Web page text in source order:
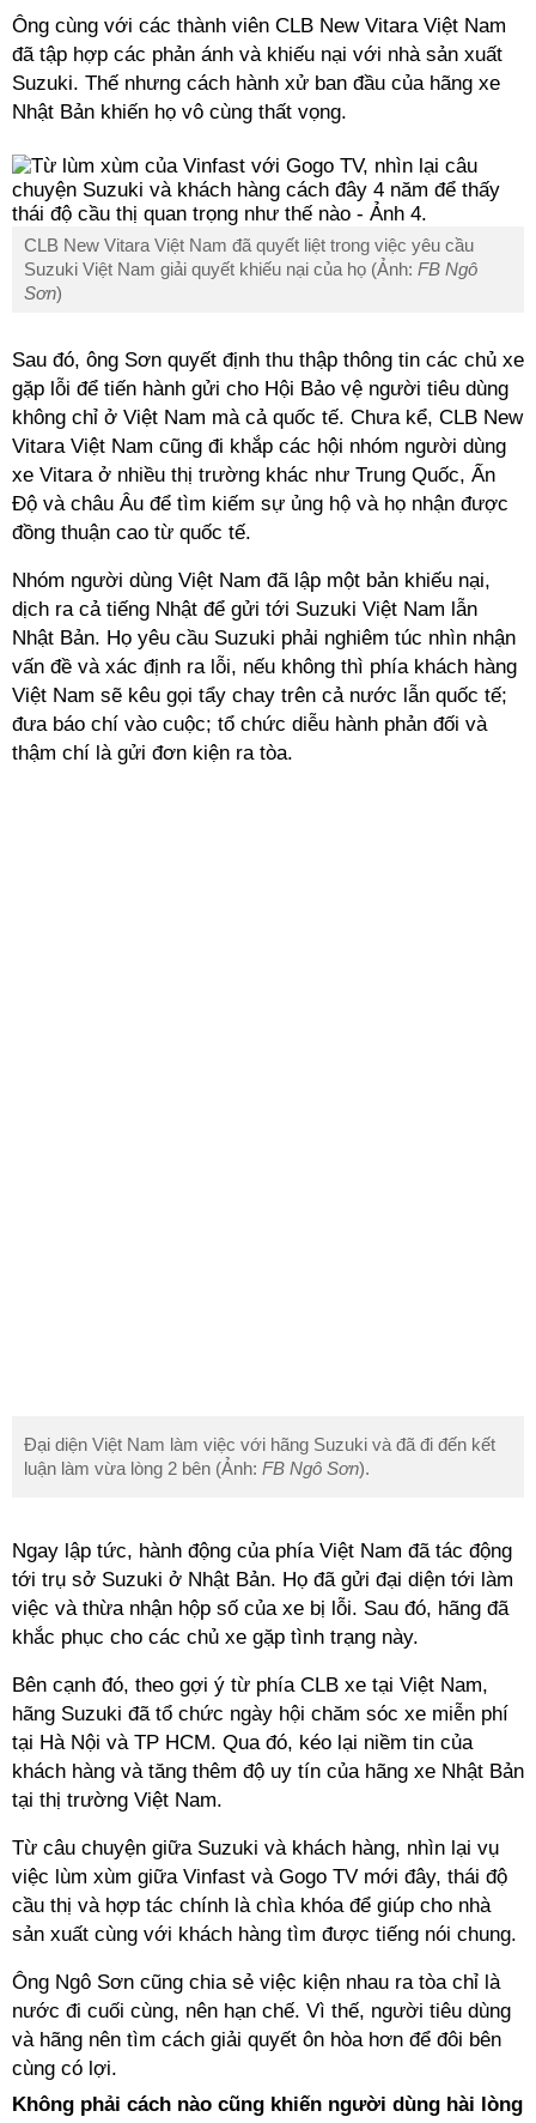
Ông cùng với các thành viên CLB New Vitara Việt Nam
đã tập hợp các phản ánh và khiếu nại với nhà sản xuất
Suzuki. Thế nhưng cách hành xử ban đầu của hãng xe
Nhật Bản khiến họ vô cùng thất vọng.
CLB New Vitara Việt Nam đã quyết liệt trong việc yêu cầu
Suzuki Việt Nam giải quyết khiếu nại của họ (Ảnh: FB Ngô
Sơn)
Sau đó, ông Sơn quyết định thu thập thông tin các chủ xe
gặp lỗi để tiến hành gửi cho Hội Bảo vệ người tiêu dùng
không chỉ ở Việt Nam mà cả quốc tế. Chưa kể, CLB New
Vitara Việt Nam cũng đi khắp các hội nhóm người dùng
xe Vitara ở nhiều thị trường khác như Trung Quốc, Ấn
Độ và châu Âu để tìm kiếm sự ủng hộ và họ nhận được
đồng thuận cao từ quốc tế.
Nhóm người dùng Việt Nam đã lập một bản khiếu nại,
dịch ra cả tiếng Nhật để gửi tới Suzuki Việt Nam lẫn
Nhật Bản. Họ yêu cầu Suzuki phải nghiêm túc nhìn nhận
vấn đề và xác định ra lỗi, nếu không thì phía khách hàng
Việt Nam sẽ kêu gọi tẩy chay trên cả nước lẫn quốc tế;
đưa báo chí vào cuộc; tổ chức diễu hành phản đối và
thậm chí là gửi đơn kiện ra tòa.
Đại diện Việt Nam làm việc với hãng Suzuki và đã đi đến kết
luận làm vừa lòng 2 bên (Ảnh: FB Ngô Sơn).
Ngay lập tức, hành động của phía Việt Nam đã tác động
tới trụ sở Suzuki ở Nhật Bản. Họ đã gửi đại diện tới làm
việc và thừa nhận hộp số của xe bị lỗi. Sau đó, hãng đã
khắc phục cho các chủ xe gặp tình trạng này.
Bên cạnh đó, theo gợi ý từ phía CLB xe tại Việt Nam,
hãng Suzuki đã tổ chức ngày hội chăm sóc xe miễn phí
tại Hà Nội và TP HCM. Qua đó, kéo lại niềm tin của
khách hàng và tăng thêm độ uy tín của hãng xe Nhật Bản
tại thị trường Việt Nam.
Từ câu chuyện giữa Suzuki và khách hàng, nhìn lại vụ
việc lùm xùm giữa Vinfast và Gogo TV mới đây, thái độ
cầu thị và hợp tác chính là chìa khóa để giúp cho nhà
sản xuất cùng với khách hàng tìm được tiếng nói chung.
Ông Ngô Sơn cũng chia sẻ việc kiện nhau ra tòa chỉ là
nước đi cuối cùng, nên hạn chế. Vì thế, người tiêu dùng
và hãng nên tìm cách giải quyết ôn hòa hơn để đôi bên
cùng có lợi.
Không phải cách nào cũng khiến người dùng hài lòng